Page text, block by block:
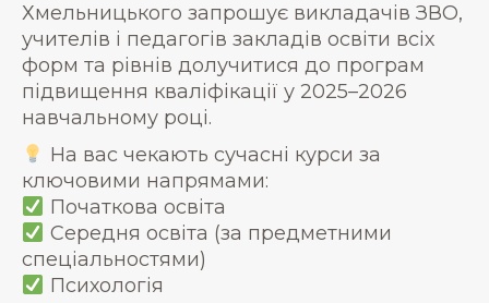
Хмельницького запрошує викладачів ЗВО,
учителів і педагогів закладів освіти всіх
форм та рівнів долучитися до програм
підвищення кваліфікації у 2025–2026
навчальному році.
На вас чекають сучасні курси за
ключовими напрямами:
Початкова освіта
Середня освіта (за предметними
спеціальностями)
Психологія